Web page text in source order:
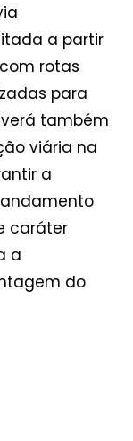
a partir
rotas
para
também
viária na
a
caráter
a
do